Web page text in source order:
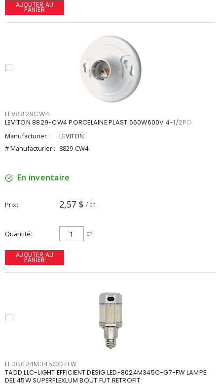
AJOUTER AU
PANIER
LEV8829CW4
LEVITON 8829-CW4 PORCELAINE PLAST 660W600V 4-1/2PO
Manufacturier :
LEVITON
# Manufacturier : 8829-CW4
En inventaire
Prix 2,57 $ / ch
Quantité ch
AJOUTER AU
PANIER
LED8024M345CG7FW
TADD LLC-LIGHT EFFICIENT DESIG LED-8024M345C-G7-FW LAMPE
DEL 45W SUPERFLEXLUM BOUT FUT RETROFIT